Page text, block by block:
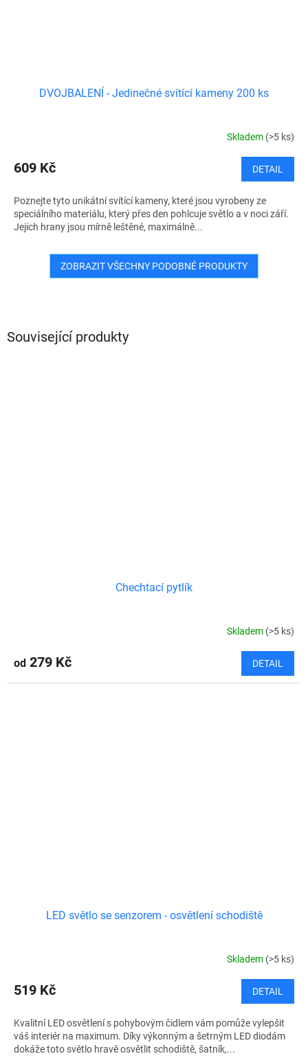
Související produkty
Chechtací pytlík
Skladem (>5 ks)
od 279 Kč DETAIL
LED světlo se senzorem - osvětlení schodiště
Skladem (>5 ks)
519 Kč DETAIL
Kvalitní LED osvětlení s pohybovým čidlem vám pomůže vylepšit
váš interiér na maximum. Díky výkonným a šetrným LED diodám
dokáže toto světlo hravě osvětlit schodiště, šatník,...
DVOJBALENÍ - Jedinečné svítící kameny 200 ks
Skladem (>5 ks)
609 Kč DETAIL
Poznejte tyto unikátní svítící kameny, které jsou vyrobeny ze
speciálního materiálu, který přes den pohlcuje světlo a v noci září.
Jejich hrany jsou mírně leštěné, maximálně...
ZOBRAZIT VŠECHNY PODOBNÉ PRODUKTY